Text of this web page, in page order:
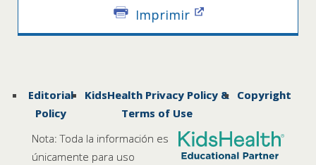
Imprimir
Editorial
Policy
KidsHealth Privacy Policy &
Terms of Use
Copyright
Nota: Toda la información es
únicamente para uso